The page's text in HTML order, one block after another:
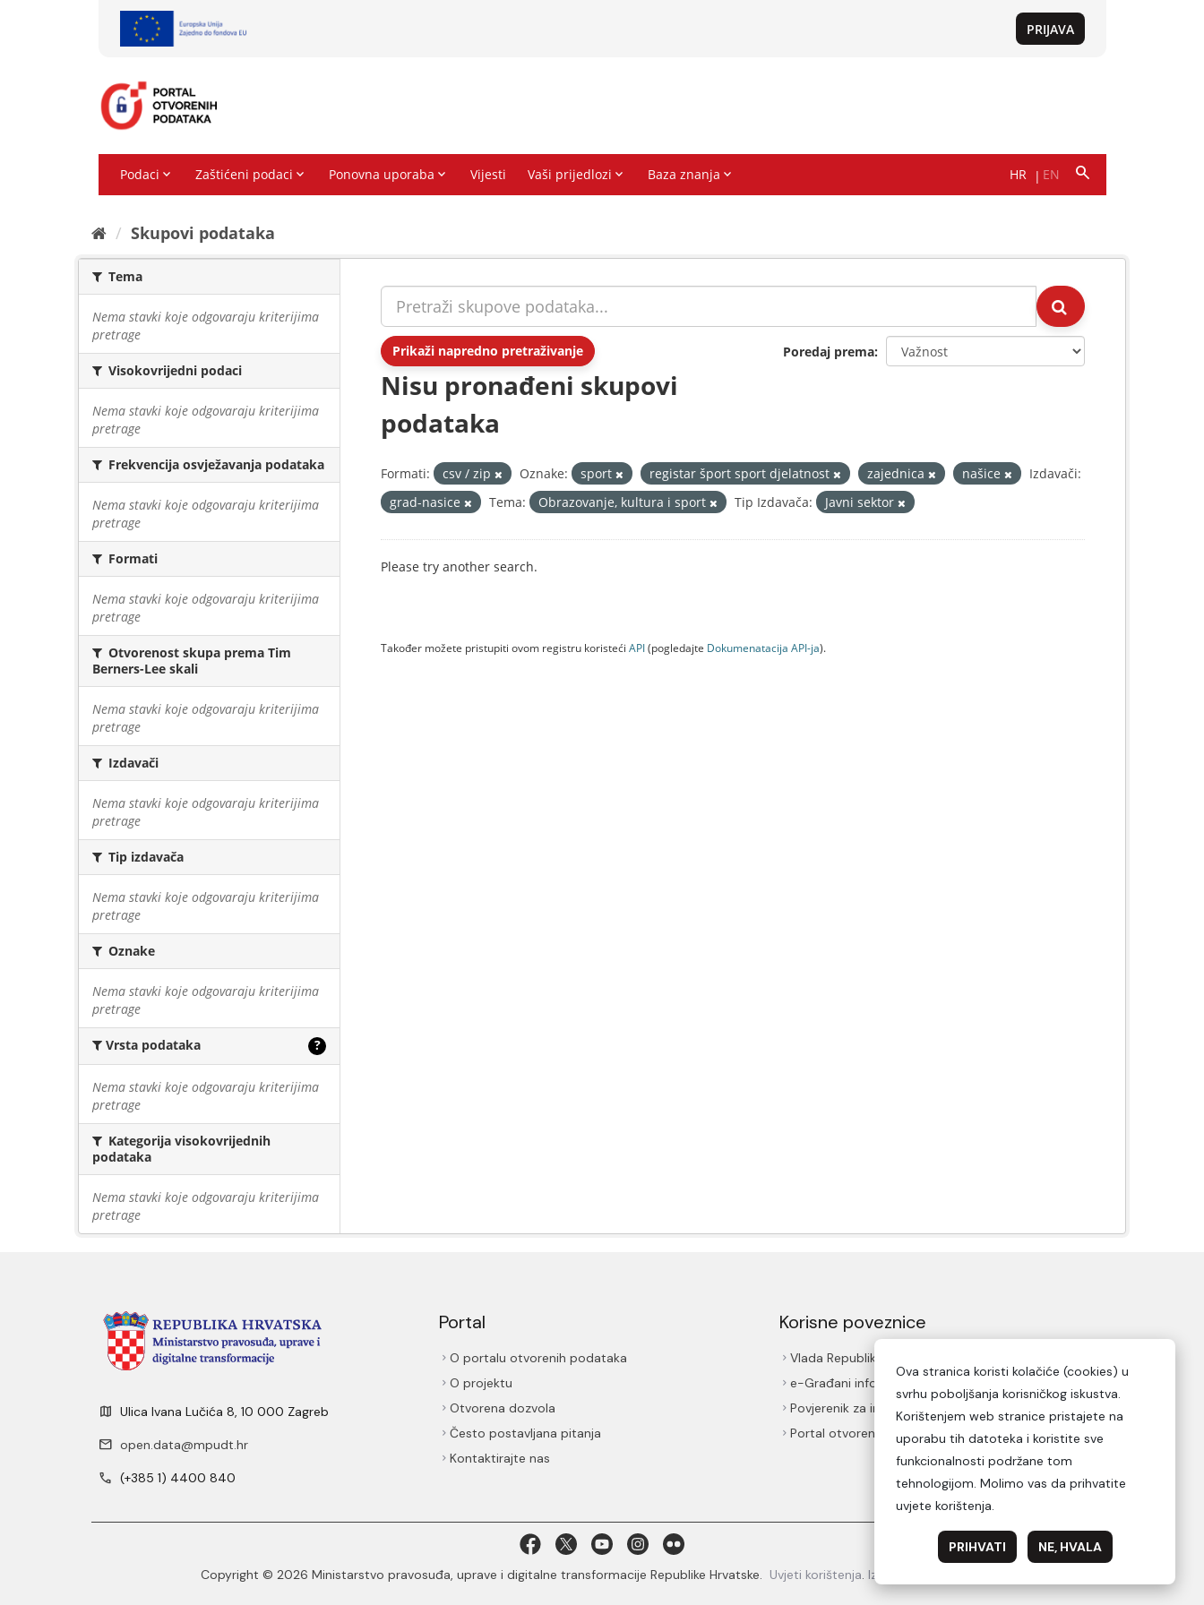
Skupovi podаtаkа
Tema
Nema stavki koje odgovaraju kriterijima
pretrage
Visokovrijedni podaci
Nema stavki koje odgovaraju kriterijima
pretrage
Frekvencija osvježavanja podataka
Nema stavki koje odgovaraju kriterijima
pretrage
Formati
Nema stavki koje odgovaraju kriterijima
pretrage
Otvorenost skupa prema Tim
Berners-Lee skali
Nema stavki koje odgovaraju kriterijima
pretrage
Izdavači
Nema stavki koje odgovaraju kriterijima
pretrage
Tip izdavača
Nema stavki koje odgovaraju kriterijima
pretrage
Oznake
Nema stavki koje odgovaraju kriterijima
pretrage
Vrsta podataka ?
Nema stavki koje odgovaraju kriterijima
pretrage
Kategorija visokovrijednih
podataka
Nema stavki koje odgovaraju kriterijima
pretrage
Prikaži napredno pretraživanje Poredaj prema
Nisu pronađeni skupovi
podataka
Formati: csv / zip Oznake: sport registar šport sport djelatnost zajednica našice
Izdavači:
grad-nasice
Tema: Obrazovanje, kultura i sport Tip Izdavača: Javni sektor
Please try another search.
Također možete pristupiti ovom registru koristeći API(pogledajte Dokumenаtаcijа API-jа).